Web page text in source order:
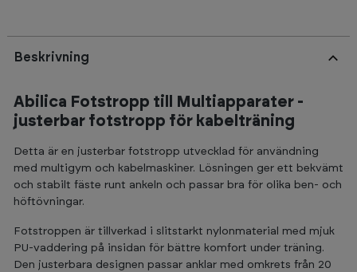
Beskrivning
Abilica Fotstropp till Multiapparater -
justerbar fotstropp för kabelträning
Detta är en justerbar fotstropp utvecklad för användning
med multigym och kabelmaskiner. Lösningen ger ett bekvämt
och stabilt fäste runt ankeln och passar bra för olika ben- och
höftövningar.
Fotstroppen är tillverkad i slitstarkt nylonmaterial med mjuk
PU-vaddering på insidan för bättre komfort under träning.
Den justerbara designen passar anklar med omkrets från 20